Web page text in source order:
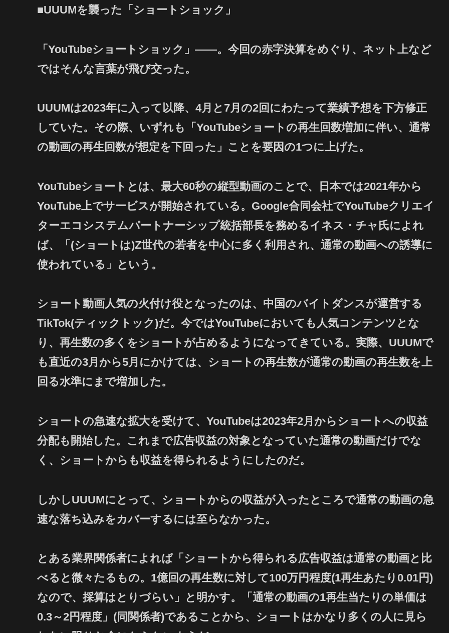
■UUUMを襲った「ショートショック」
「YouTubeショートショック」――。今回の赤字決算をめぐり、ネット上など
ではそんな言葉が飛び交った。
UUUMは2023年に入って以降、4月と7月の2回にわたって業績予想を下方修正
していた。その際、いずれも「YouTubeショートの再生回数増加に伴い、通常
の動画の再生回数が想定を下回った」ことを要因の1つに上げた。
YouTubeショートとは、最大60秒の縦型動画のことで、日本では2021年から
YouTube上でサービスが開始されている。Google合同会社でYouTubeクリエイ
ターエコシステムパートナーシップ統括部長を務めるイネス・チャ氏によれ
ば、「(ショートは)Z世代の若者を中心に多く利用され、通常の動画への誘導に
使われている」という。
ショート動画人気の火付け役となったのは、中国のバイトダンスが運営する
TikTok(ティックトック)だ。今ではYouTubeにおいても人気コンテンツとな
り、再生数の多くをショートが占めるようになってきている。実際、UUUMで
も直近の3月から5月にかけては、ショートの再生数が通常の動画の再生数を上
回る水準にまで増加した。
ショートの急速な拡大を受けて、YouTubeは2023年2月からショートへの収益
分配も開始した。これまで広告収益の対象となっていた通常の動画だけでな
く、ショートからも収益を得られるようにしたのだ。
しかしUUUMにとって、ショートからの収益が入ったところで通常の動画の急
速な落ち込みをカバーするには至らなかった。
とある業界関係者によれば「ショートから得られる広告収益は通常の動画と比
べると微々たるもの。1億回の再生数に対して100万円程度(1再生あたり0.01円)
なので、採算はとりづらい」と明かす。「通常の動画の1再生当たりの単価は
0.3～2円程度」(同関係者)であることから、ショートはかなり多くの人に見ら